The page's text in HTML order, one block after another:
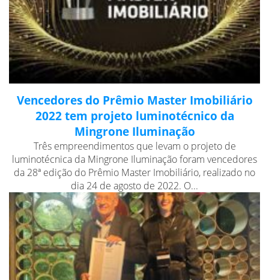
Vencedores do Prêmio Master Imobiliário
2022 tem projeto luminotécnico da
Mingrone Iluminação
Três empreendimentos que levam o projeto de
luminotécnica da Mingrone Iluminação foram vencedores
da 28ª edição do Prêmio Master Imobiliário, realizado no
dia 24 de agosto de 2022. O...